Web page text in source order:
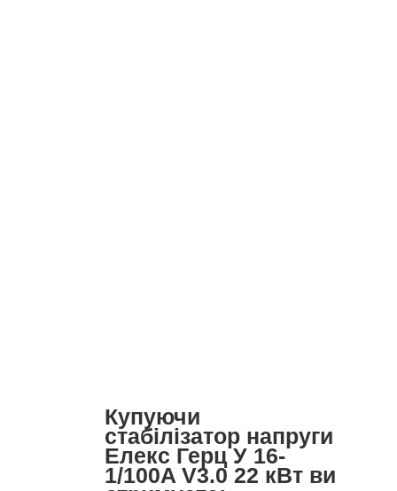
Купуючи
стабілізатор напруги
Елекс Герц У 16-
1/100A V3.0 22 кВт ви